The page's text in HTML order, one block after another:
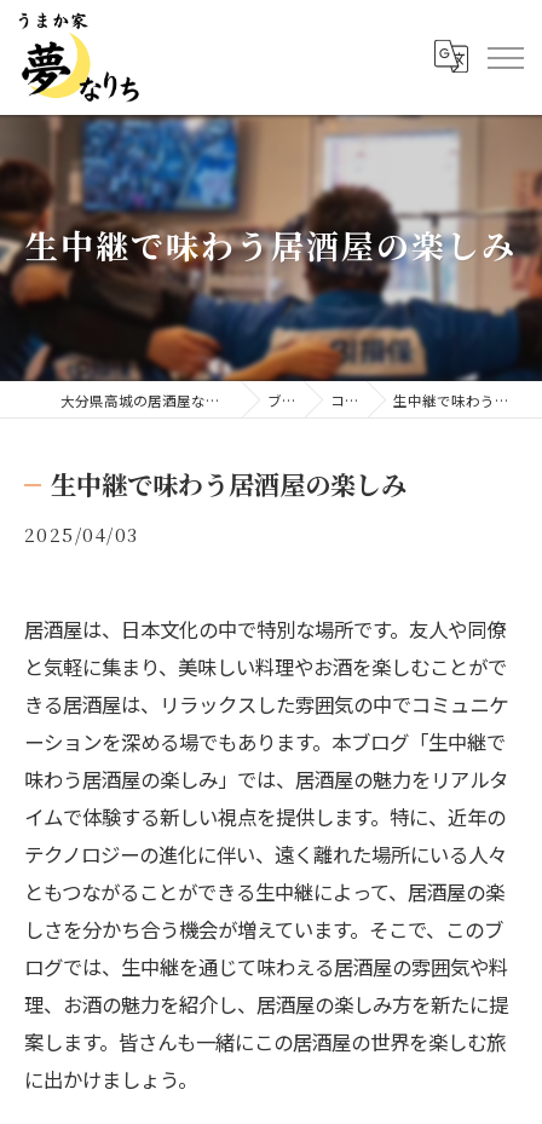
生中継で味わう居酒屋の楽しみ
大分県高城の居酒屋ならうまか家 夢なりち ブログ コラム 生中継で味わう居酒屋の楽しみ
生中継で味わう居酒屋の楽しみ
2025/04/03
居酒屋は、日本文化の中で特別な場所です。友人や同僚
と気軽に集まり、美味しい料理やお酒を楽しむことがで
きる居酒屋は、リラックスした雰囲気の中でコミュニケ
ーションを深める場でもあります。本ブログ「生中継で
味わう居酒屋の楽しみ」では、居酒屋の魅力をリアルタ
イムで体験する新しい視点を提供します。特に、近年の
テクノロジーの進化に伴い、遠く離れた場所にいる人々
ともつながることができる生中継によって、居酒屋の楽
しさを分かち合う機会が増えています。そこで、このブ
ログでは、生中継を通じて味わえる居酒屋の雰囲気や料
理、お酒の魅力を紹介し、居酒屋の楽しみ方を新たに提
案します。皆さんも一緒にこの居酒屋の世界を楽しむ旅
に出かけましょう。